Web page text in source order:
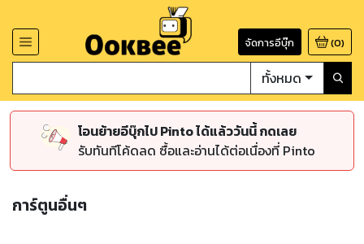
จัดการอีบุ๊ก (0)
ทั้งหมด
โอนย้ายอีบุ๊กไป Pinto ได้แล้ววันนี้ กดเลย
รับทันทีโค้ดลด ซื้อและอ่านได้ต่อเนื่องที่ Pinto
การ์ตูนอื่นๆ